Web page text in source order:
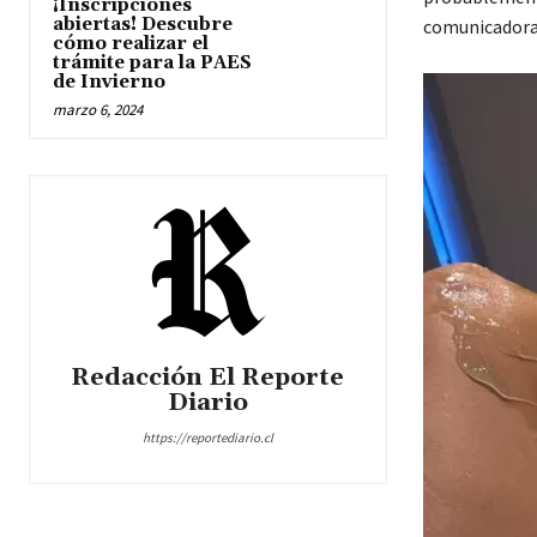
¡Inscripciones
abiertas! Descubre
cómo realizar el
trámite para la PAES
de Invierno
marzo 6, 2024
Redacción El Reporte
Diario
https://reportediario.cl